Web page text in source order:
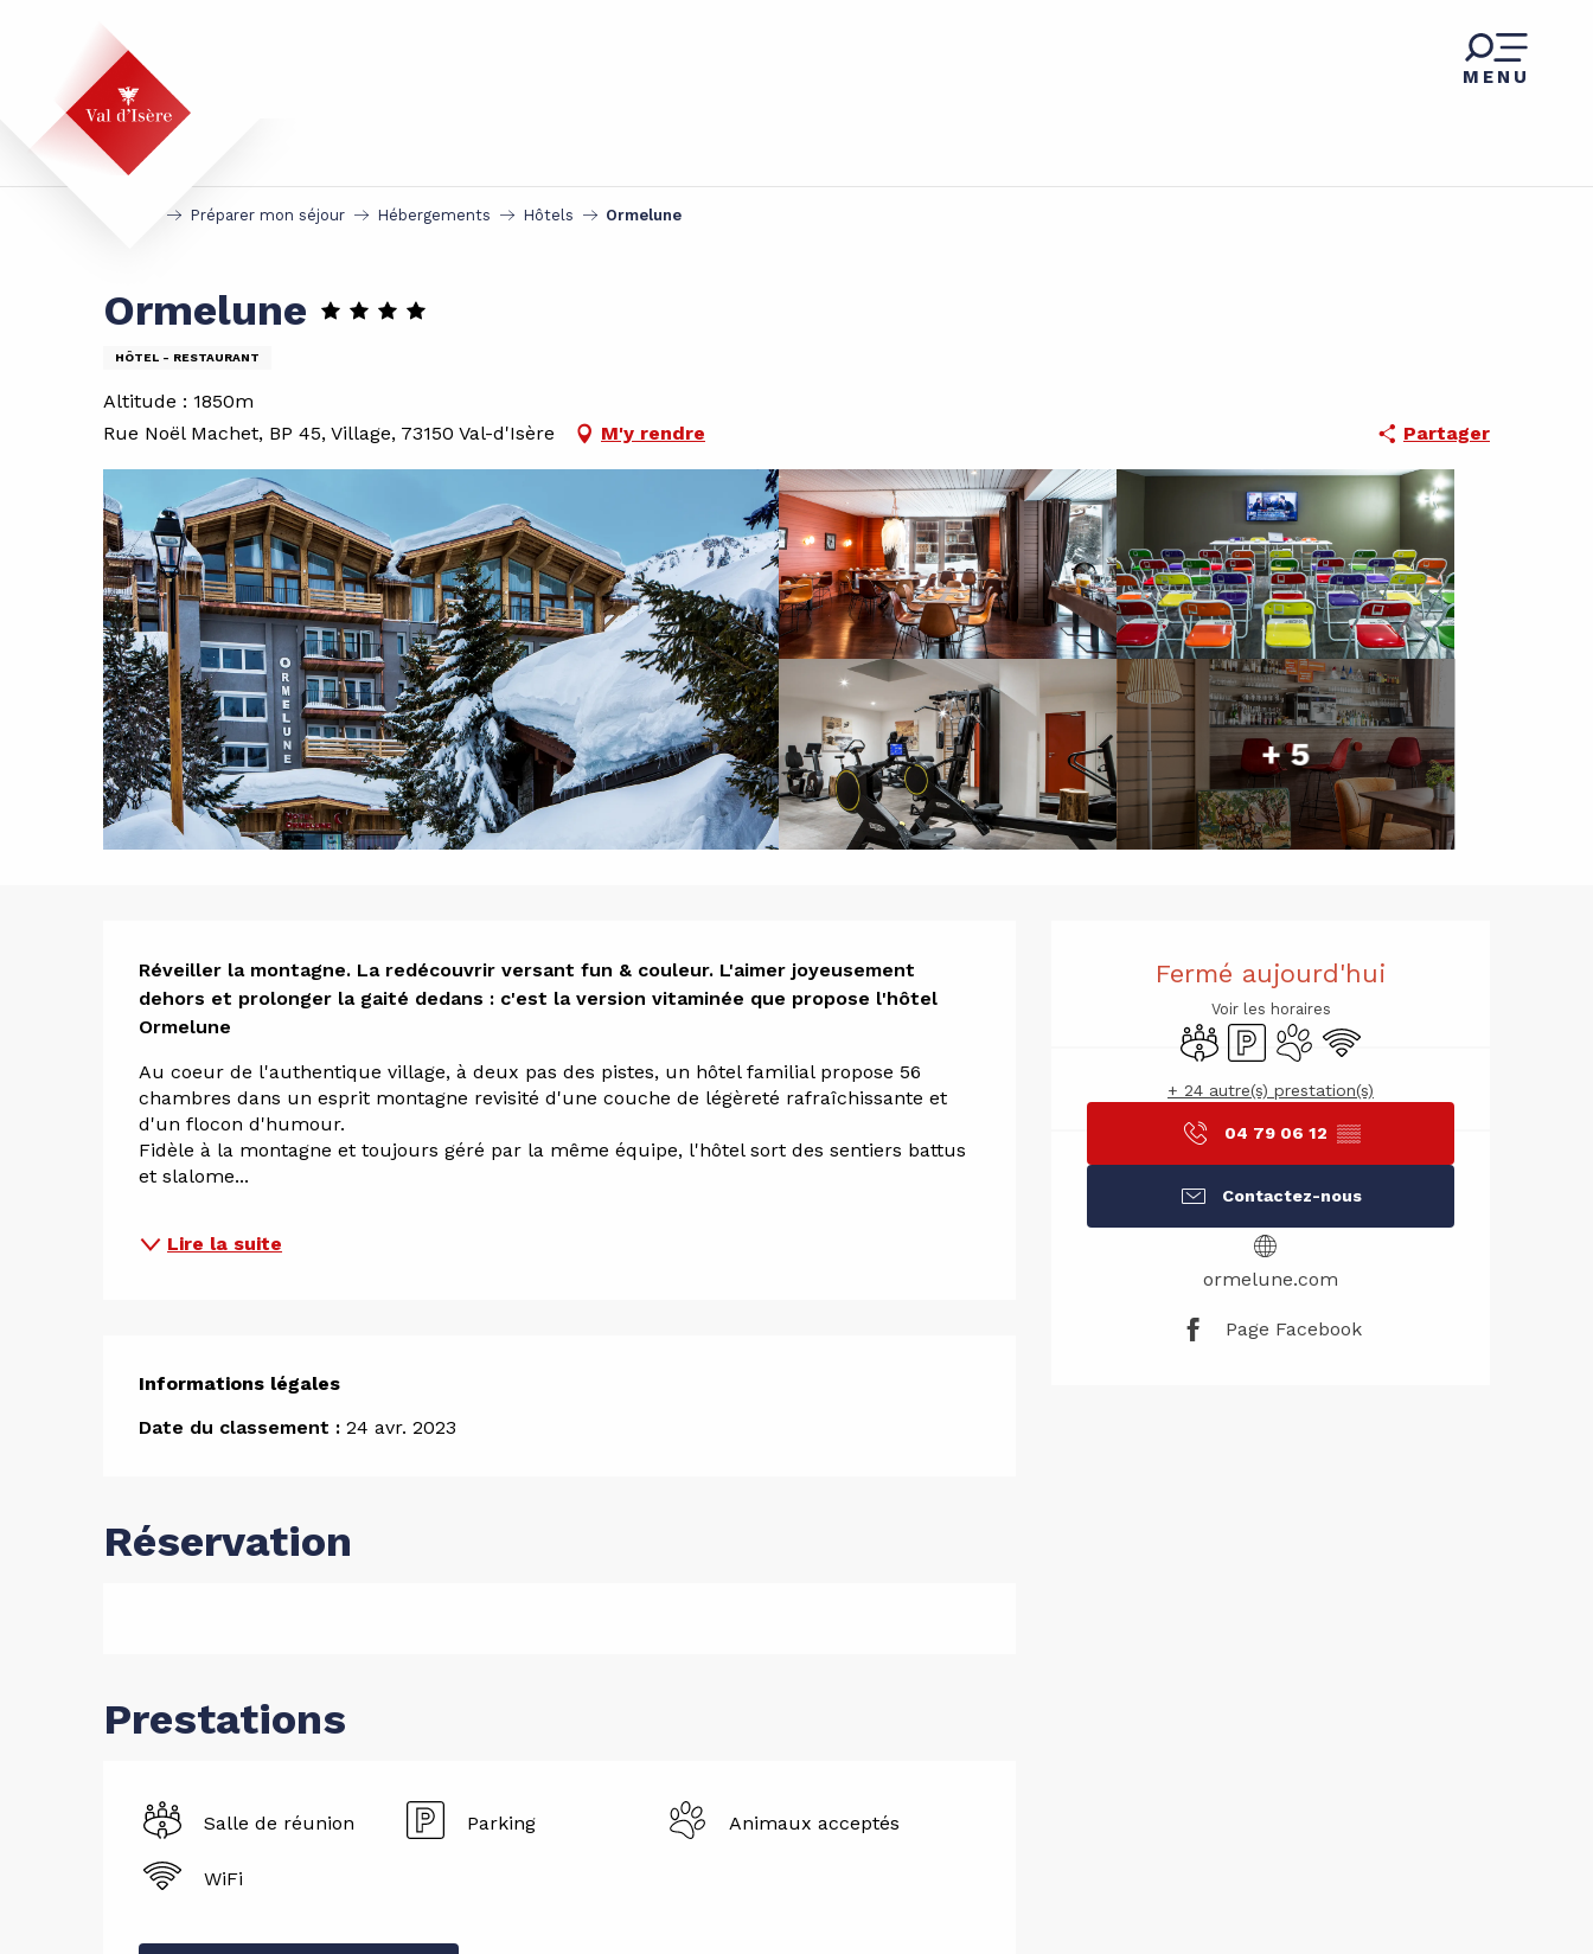
principal
MENU
Préparer mon séjour Hébergements Hôtels Ormelune
Ormelune
HÔTEL - RESTAURANT
Altitude : 1850m
Rue Noël Machet, BP 45, Village, 73150 Val-d'Isère
M'y rendre Partager
+ 5
Fermé aujourd'hui
Voir les horaires
Salle de réunion
ParkingAnimaux acceptés
WiFi
+ 24 autre(s) prestation(s)
04 79 06 12 ▒▒
Contactez-nous
ormelune.com
Page Facebook
Description
Réveiller la montagne. La redécouvrir versant fun & couleur. L'aimer joyeusement
dehors et prolonger la gaité dedans : c'est la version vitaminée que propose l'hôtel
Ormelune
Au coeur de l'authentique village, à deux pas des pistes, un hôtel familial propose 56
chambres dans un esprit montagne revisité d'une couche de légèreté rafraîchissante et
d'un flocon d'humour.
Fidèle à la montagne et toujours géré par la même équipe, l'hôtel sort des sentiers battus
et slalome...
Lire la suite
Informations légales
Informations légales
Date du classement : 24 avr. 2023
Réservation
Prestations
Salle de réunion Parking Animaux acceptés
WiFi